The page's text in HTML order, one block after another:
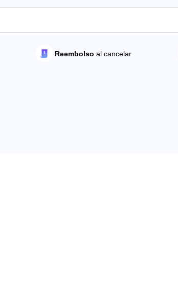
Reembolso al cancelar